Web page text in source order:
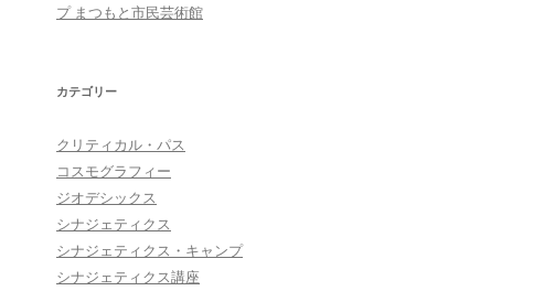
プ まつもと市民芸術館
カテゴリー
クリティカル・パス
コスモグラフィー
ジオデシックス
シナジェティクス
シナジェティクス・キャンプ
シナジェティクス講座